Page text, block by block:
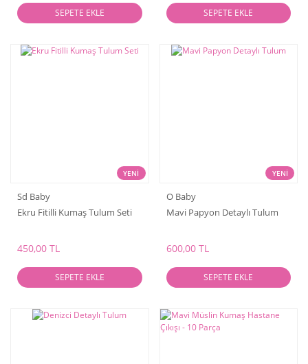
SEPETE EKLE SEPETE EKLE
YENİ
Sd Baby
Ekru Fitilli Kumaş Tulum Seti
450,00 TL
SEPETE EKLE
YENİ
O Baby
Mavi Papyon Detaylı Tulum
600,00 TL
SEPETE EKLE